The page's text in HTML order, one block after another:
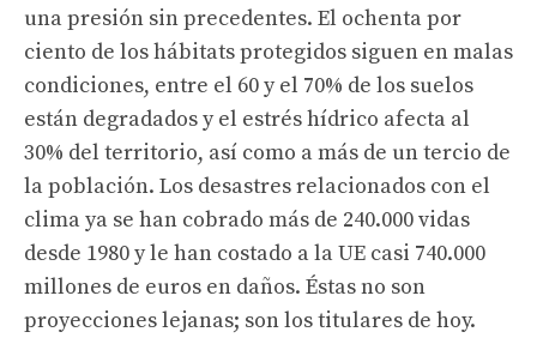
una presión sin precedentes. El ochenta por
ciento de los hábitats protegidos siguen en malas
condiciones, entre el 60 y el 70% de los suelos
están degradados y el estrés hídrico afecta al
30% del territorio, así como a más de un tercio de
la población. Los desastres relacionados con el
clima ya se han cobrado más de 240.000 vidas
desde 1980 y le han costado a la UE casi 740.000
millones de euros en daños. Éstas no son
proyecciones lejanas; son los titulares de hoy.